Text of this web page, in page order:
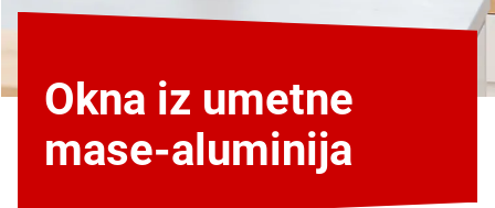
Okna iz umetne
mase-aluminija